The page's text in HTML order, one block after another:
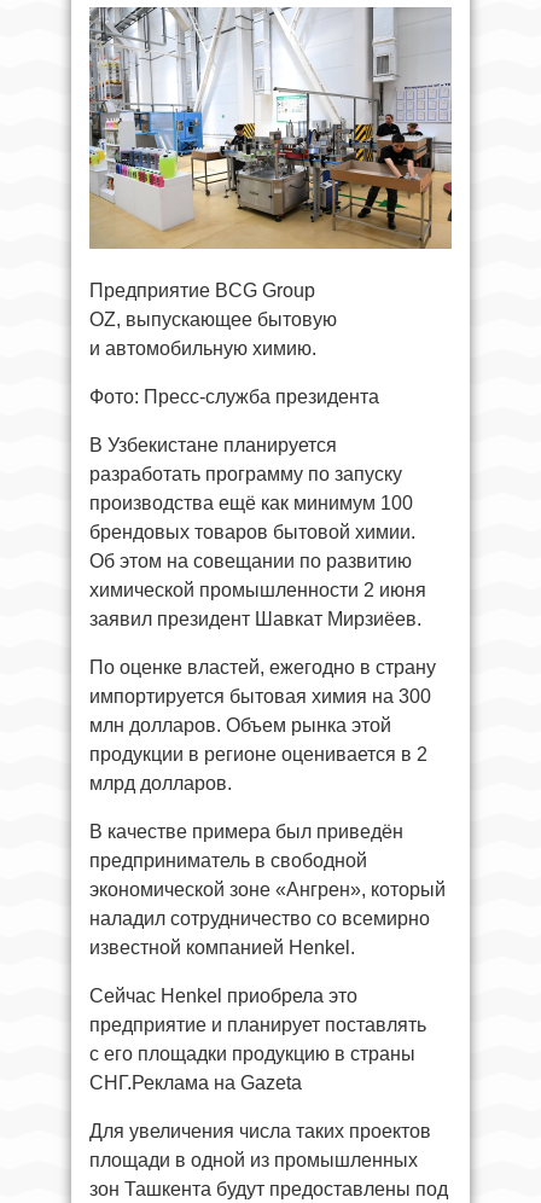
Предприятие BCG Group
OZ, выпускающее бытовую
и автомобильную химию.
Фото: Пресс-служба президента
В Узбекистане планируется
разработать программу по запуску
производства ещё как минимум 100
брендовых товаров бытовой химии.
Об этом на совещании по развитию
химической промышленности 2 июня
заявил президент Шавкат Мирзиёев.
По оценке властей, ежегодно в страну
импортируется бытовая химия на 300
млн долларов. Объем рынка этой
продукции в регионе оценивается в 2
млрд долларов.
В качестве примера был приведён
предприниматель в свободной
экономической зоне «Ангрен», который
наладил сотрудничество со всемирно
известной компанией Henkel.
Сейчас Henkel приобрела это
предприятие и планирует поставлять
с его площадки продукцию в страны
СНГ.Реклама на Gazeta
Для увеличения числа таких проектов
площади в одной из промышленных
зон Ташкента будут предоставлены под